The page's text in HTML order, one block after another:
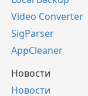
Video Converter
SigParser
AppCleaner
Новости
Новости